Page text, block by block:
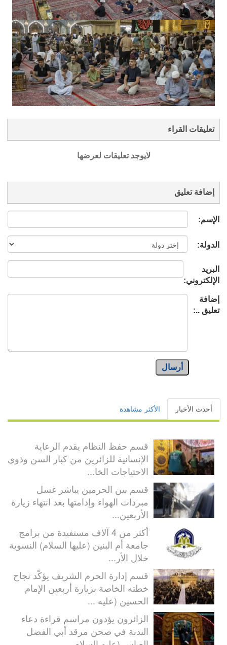
تعليقات القراء
لايوجد تعليقات لعرضها
إضافة تعليق
الإسم:
الدولة:
البريد
الإلكتروني:
إضافة
تعليق ..:
أرسال
أحدث الأخبار الأكثر مشاهدة
قسم حفظ النظام يقدم الرعاية
الإنسانية للزائرين من كبار السن وذوي
الاحتياجات الخا...
قسم بين الحرمين يباشر غسل
مبردات الهواء وإدامتها بعد انتهاء زيارة
الأربعين...
أكثر من 4 آلاف مستفيدة من برامج
جامعة أم البنين (عليها السلام) النسوية
خلال الأر...
قسم إدارة الحرم الشريف يؤكّد نجاح
خطته الخاصة بزيارة أربعين الإمام
الحسين (عليه ...
الزائرون يؤدون مراسم قراءة دعاء
الندبة في صحن مرقد أبي الفضل